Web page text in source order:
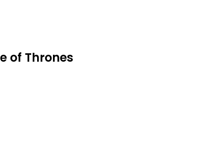
of Thrones